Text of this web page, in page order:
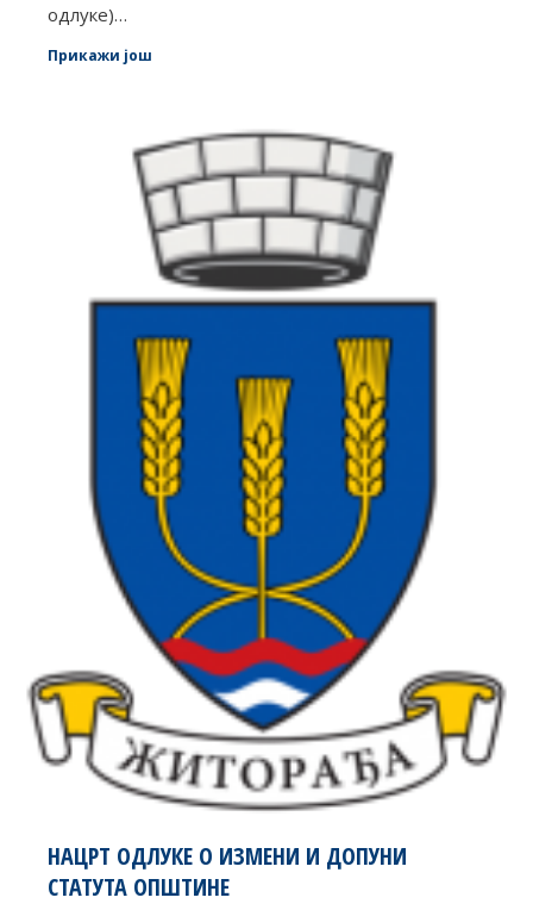
одлуке)…
Прикажи још
НАЦРТ ОДЛУКЕ О ИЗМЕНИ И ДОПУНИ
СТАТУТА ОПШТИНЕ